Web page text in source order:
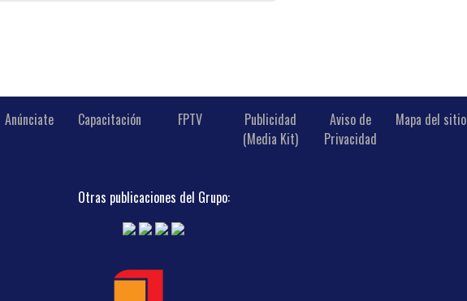
Anúnciate Capacitación FPTV
Publicidad
(Media Kit)
Aviso de
Privacidad
Mapa del sitio
Otras publicaciones del Grupo: